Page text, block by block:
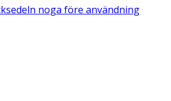
noga före användning